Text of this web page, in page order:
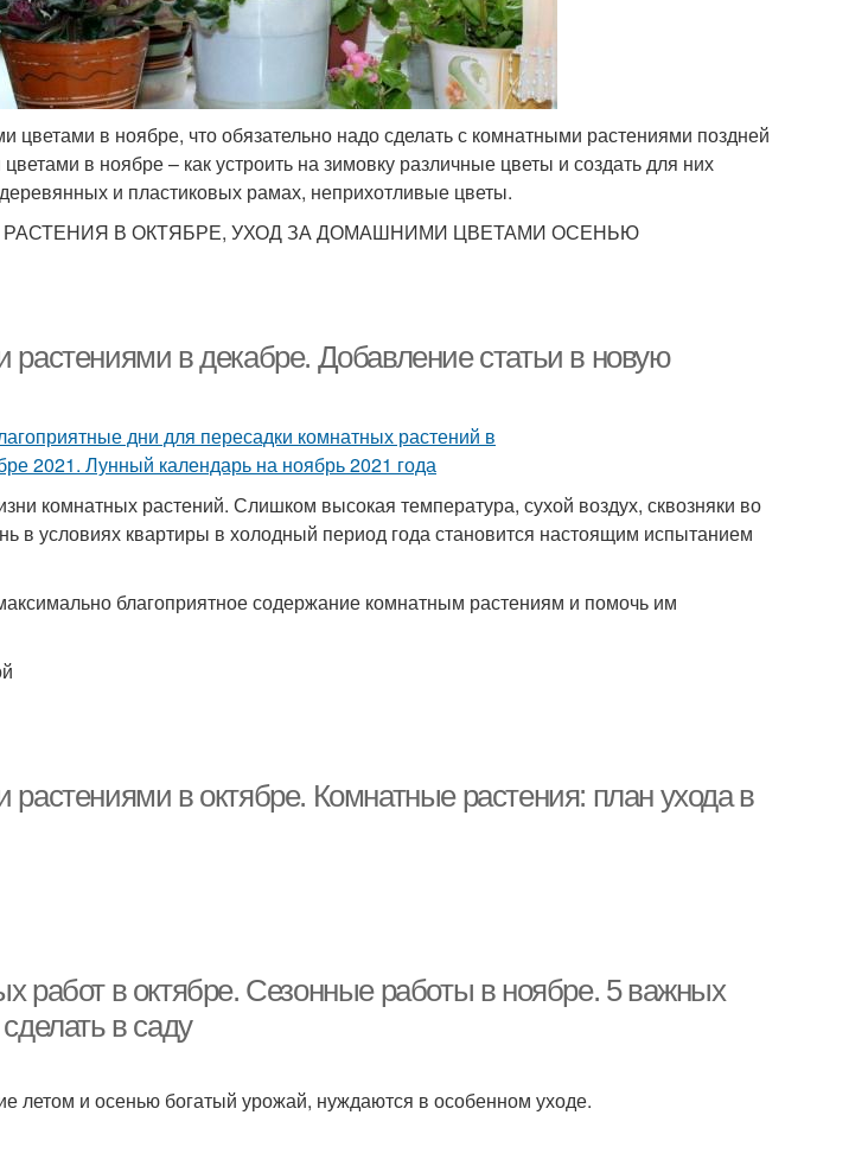
цветами в ноябре, что обязательно надо сделать с комнатными растениями поздней
в ноябре – как устроить на зимовку различные цветы и создать для них
и пластиковых рамах, неприхотливые цветы.
РАСТЕНИЯ В ОКТЯБРЕ, УХОД ЗА ДОМАШНИМИ ЦВЕТАМИ ОСЕНЬЮ
растениями в декабре. Добавление статьи в новую
комнатных растений. Слишком высокая температура, сухой воздух, сквозняки во
в условиях квартиры в холодный период года становится настоящим испытанием
благоприятное содержание комнатным растениям и помочь им
растениями в октябре. Комнатные растения: план ухода в
работ в октябре. Сезонные работы в ноябре. 5 важных
в саду
летом и осенью богатый урожай, нуждаются в особенном уходе.